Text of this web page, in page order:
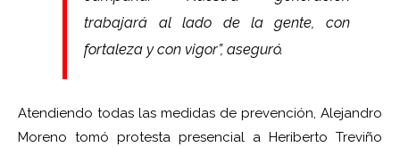
trabajará al lado de la gente, con
fortaleza y con vigor”, aseguró.
Atendiendo todas las medidas de prevención, Alejandro
Moreno tomó protesta presencial a Heriberto Treviño